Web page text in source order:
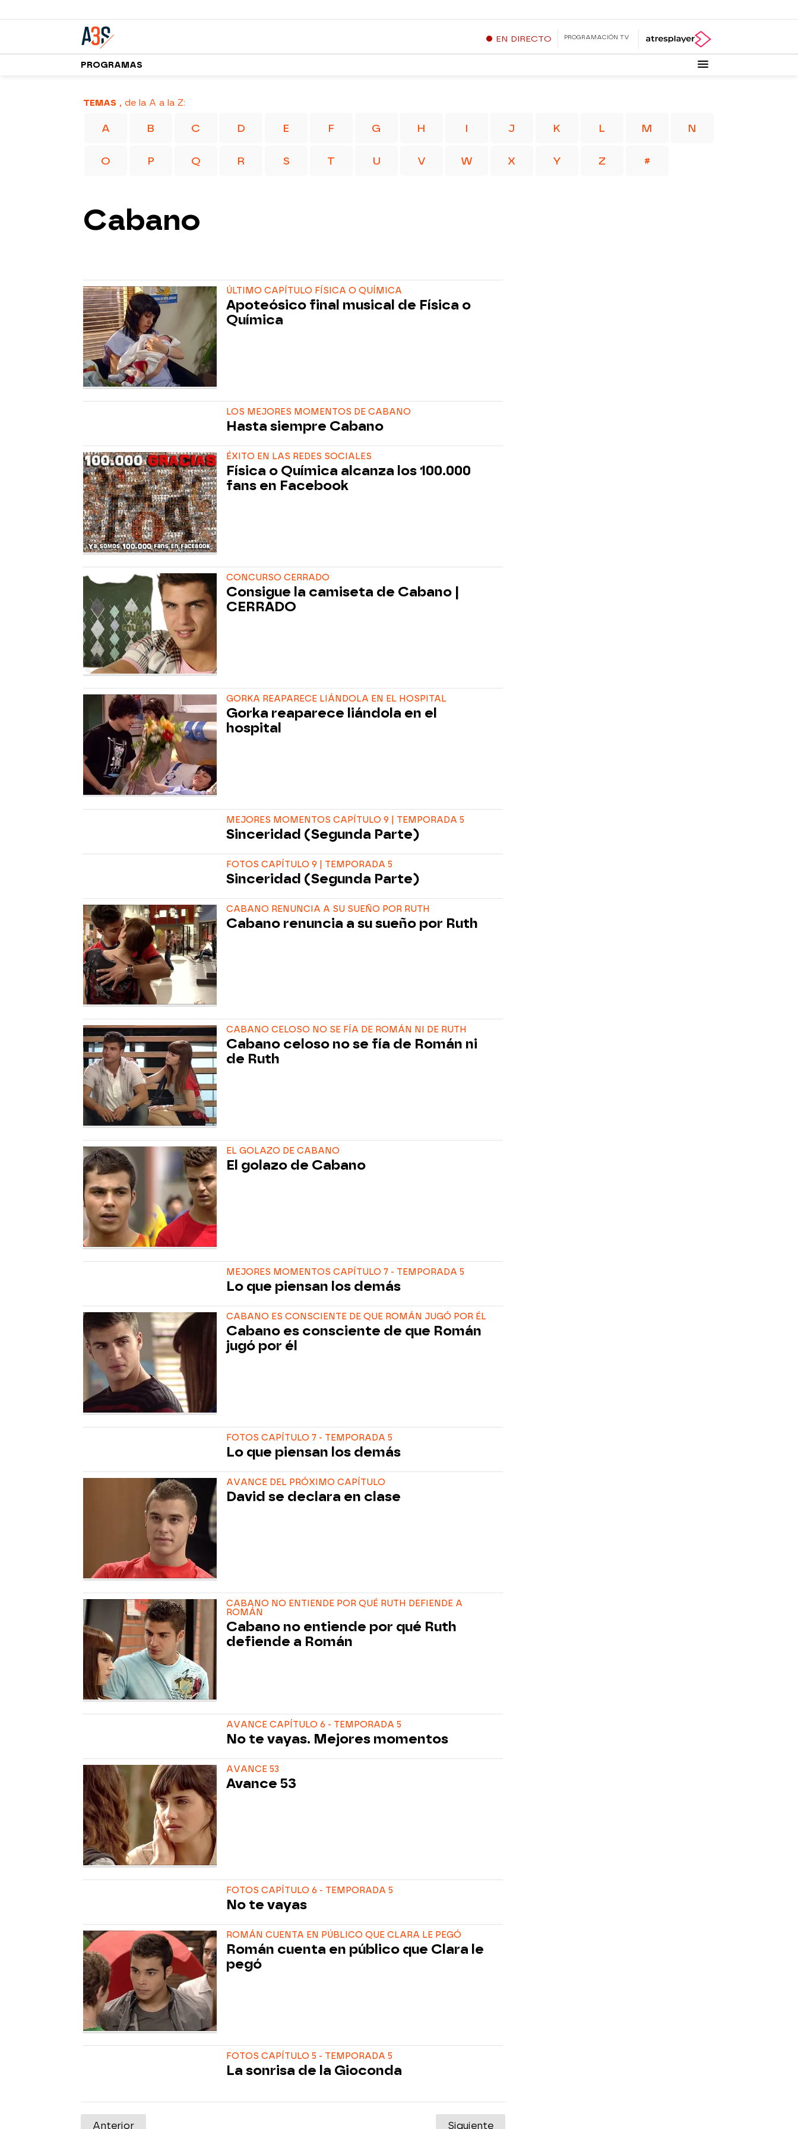
EN DIRECTO PROGRAMACIÓN TV
PROGRAMAS
TEMAS , de la A a la Z:
A B C D E F G H I J K L M N
O P Q R S T U V W X Y Z #
Cabano
ÚLTIMO CAPÍTULO FÍSICA O QUÍMICA
Apoteósico final musical de Física o
Química
LOS MEJORES MOMENTOS DE CABANO
Hasta siempre Cabano
ÉXITO EN LAS REDES SOCIALES
Física o Química alcanza los 100.000
fans en Facebook
CONCURSO CERRADO
Consigue la camiseta de Cabano |
CERRADO
GORKA REAPARECE LIÁNDOLA EN EL HOSPITAL
Gorka reaparece liándola en el
hospital
MEJORES MOMENTOS CAPÍTULO 9 | TEMPORADA 5
Sinceridad (Segunda Parte)
FOTOS CAPÍTULO 9 | TEMPORADA 5
Sinceridad (Segunda Parte)
CABANO RENUNCIA A SU SUEÑO POR RUTH
Cabano renuncia a su sueño por Ruth
CABANO CELOSO NO SE FÍA DE ROMÁN NI DE RUTH
Cabano celoso no se fía de Román ni
de Ruth
EL GOLAZO DE CABANO
El golazo de Cabano
MEJORES MOMENTOS CAPÍTULO 7 - TEMPORADA 5
Lo que piensan los demás
CABANO ES CONSCIENTE DE QUE ROMÁN JUGÓ POR ÉL
Cabano es consciente de que Román
jugó por él
FOTOS CAPÍTULO 7 - TEMPORADA 5
Lo que piensan los demás
AVANCE DEL PRÓXIMO CAPÍTULO
David se declara en clase
CABANO NO ENTIENDE POR QUÉ RUTH DEFIENDE A
ROMÁN
Cabano no entiende por qué Ruth
defiende a Román
AVANCE CAPÍTULO 6 - TEMPORADA 5
No te vayas. Mejores momentos
AVANCE 53
Avance 53
FOTOS CAPÍTULO 6 - TEMPORADA 5
No te vayas
ROMÁN CUENTA EN PÚBLICO QUE CLARA LE PEGÓ
Román cuenta en público que Clara le
pegó
FOTOS CAPÍTULO 5 - TEMPORADA 5
La sonrisa de la Gioconda
Anterior Siguiente